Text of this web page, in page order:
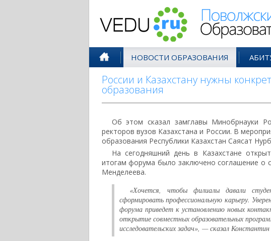
НОВОСТИ ОБРАЗОВАНИЯ
России и Казахстану нужны
образования
Об этом сказал замглавы Минобрнауки
ректоров вузов Казахстана и России. В
образования Республики Казахстан Саясат
На сегодняшний день в Казахстане
итогам форума было заключено соглашение
Менделеева.
«Хочется, чтобы филиалы давали
сформировать профессиональную карьеру.
форума приведет к установлению новых
открытие совместных образовательных
исследовательских задач», — сказал